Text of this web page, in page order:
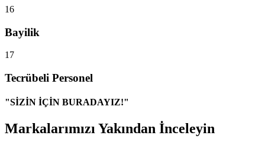
16
Bayilik
17
Tecrübeli Personel
"SİZİN İÇİN BURADAYIZ!"
Markalarımızı Yakından İnceleyin